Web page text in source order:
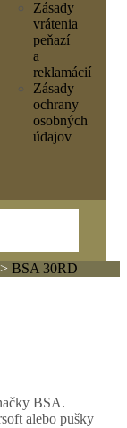
Zásady
vrátenia
peňazí
a
reklamácií
Zásady
ochrany
osobných
údajov
> BSA 30RD
BSA.
alebo pušky